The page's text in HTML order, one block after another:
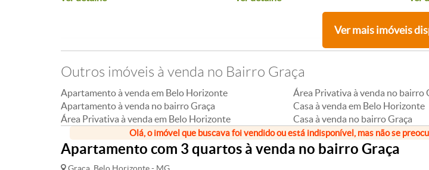
Ver mais imóveis
Outros imóveis à venda no Bairro Graça
Apartamento à venda em Belo Horizonte
Apartamento à venda no bairro Graça
Área Privativa à venda em Belo Horizonte
Área Privativa à venda no bairro
Casa à venda em Belo Horizonte
Casa à venda no bairro Graça
Olá, o imóvel que buscava foi vendido ou está indisponível, mas não se
Apartamento com 3 quartos à venda no bairro Graça
Graça, Belo Horizonte - MG